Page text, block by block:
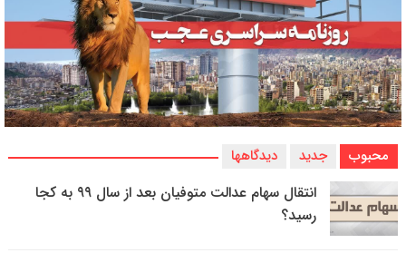
محبوب جدید دیدگاهها
انتقال سهام عدالت متوفیان بعد از سال ۹۹ به کجا
رسید؟